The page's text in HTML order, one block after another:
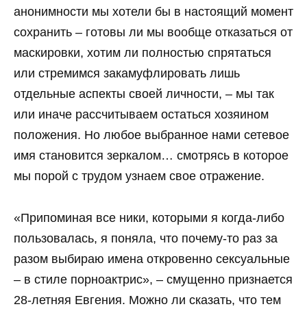
анонимности мы хотели бы в настоящий момент
сохранить – готовы ли мы вообще отказаться от
маскировки, хотим ли полностью спрятаться
или стремимся закамуфлировать лишь
отдельные аспекты своей личности, – мы так
или иначе рассчитываем остаться хозяином
положения. Но любое выбранное нами сетевое
имя становится зеркалом… смотрясь в которое
мы порой с трудом узнаем свое отражение.
«Припоминая все ники, которыми я когда-либо
пользовалась, я поняла, что почему-то раз за
разом выбираю имена откровенно сексуальные
– в стиле порноактрис», – смущенно признается
28-летняя Евгения. Можно ли сказать, что тем